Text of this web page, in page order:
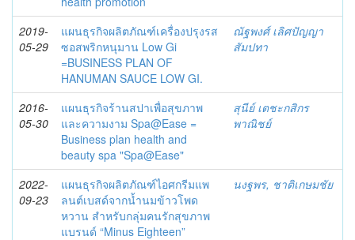
2019-
05-29
แผนธุรกิจผลิตภัณฑ์เครื่องปรุงรส
ซอสพริกหนุมาน Low Gi
=BUSINESS PLAN OF
HANUMAN SAUCE LOW GI.
ณัฐพงศ์ เลิศปัญญา
สัมปทา
2016-
05-30
แผนธุรกิจร้านสปาเพื่อสุขภาพ
และความงาม Spa@Ease =
Business plan health and
beauty spa "Spa@Ease"
สุนีย์ เตชะกสิกร
พาณิชย์
2022-
09-23
แผนธุรกิจผลิตภัณฑ์ไอศกรีมแพ
ลนต์เบสด์จากน้ำนมข้าวโพด
หวาน สำหรับกลุ่มคนรักสุขภาพ
แบรนด์ “Minus Eighteen”
นงฐพร, ชาติเกษมชัย